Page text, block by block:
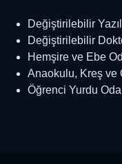
Değiştirilebilir
Değiştirilebilir
Hemşire ve Ebe
Anaokulu, Kreş ve
Öğrenci Yurdu